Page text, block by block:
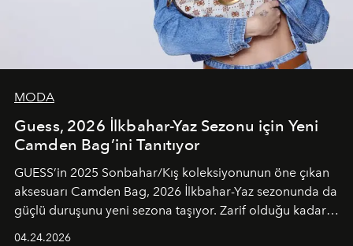
MODA
Guess, 2026 İlkbahar-Yaz Sezonu için Yeni
Camden Bag’ini Tanıtıyor
GUESS’in 2025 Sonbahar/Kış koleksiyonunun öne çıkan
aksesuarı Camden Bag, 2026 İlkbahar-Yaz sezonunda da
güçlü duruşunu yeni sezona taşıyor. Zarif olduğu kadar
04.24.2026